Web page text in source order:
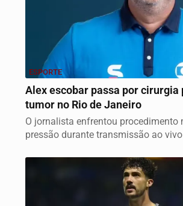
ESPORTE
Alex escobar passa por cirurgia
tumor no Rio de Janeiro
O jornalista enfrentou procedimento
pressão durante transmissão ao